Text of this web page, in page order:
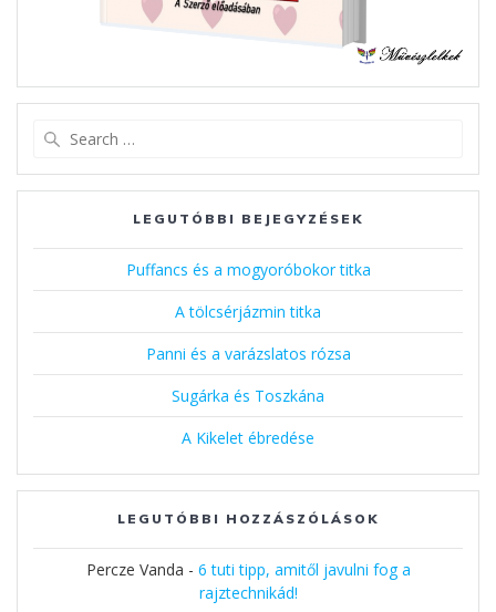
LEGUTÓBBI BEJEGYZÉSEK
Puffancs és a mogyoróbokor titka
A tölcsérjázmin titka
Panni és a varázslatos rózsa
Sugárka és Toszkána
A Kikelet ébredése
LEGUTÓBBI HOZZÁSZÓLÁSOK
Percze Vanda - 6 tuti tipp, amitől javulni fog a
rajztechnikád!